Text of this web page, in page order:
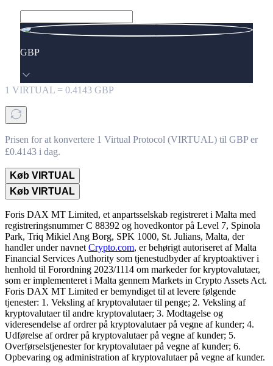
GBP
1 VIRTUAL = 0.4143 GBP
Prisen for at konvertere 1 Virtual Protocol (VIRTUAL) til GBP er
£0.4143 i dag.
Køb VIRTUAL
Køb VIRTUAL
Foris DAX MT Limited, et anpartsselskab registreret i Malta med
registreringsnummer C 88392 og hovedkontor på Level 7, Spinola
Park, Triq Mikiel Ang Borg, SPK 1000, St. Julians, Malta, der
handler under navnet Crypto.com, er behørigt autoriseret af Malta
Financial Services Authority som tjenestudbyder af kryptoaktiver i
henhold til Forordning 2023/1114 om markeder for kryptovalutaer,
som er implementeret i Malta gennem Markets in Crypto Assets Act.
Foris DAX MT Limited er bemyndiget til at levere følgende
tjenester: 1. Veksling af kryptovalutaer til penge; 2. Veksling af
kryptovalutaer til andre kryptovalutaer; 3. Modtagelse og
videresendelse af ordrer på kryptovalutaer på vegne af kunder; 4.
Udførelse af ordrer på kryptovalutaer på vegne af kunder; 5.
Overførselstjenester for kryptovalutaer på vegne af kunder; 6.
Opbevaring og administration af kryptovalutaer på vegne af kunder.